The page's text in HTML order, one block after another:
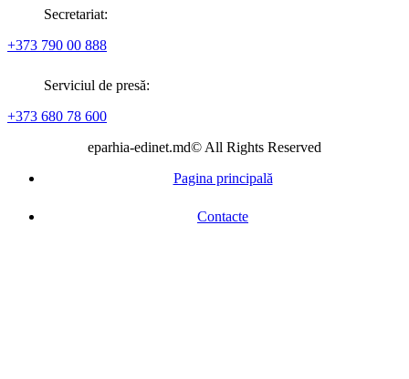
Secretariat:
+373 790 00 888
Serviciul de presă:
+373 680 78 600
eparhia-edinet.md© All Rights Reserved
Pagina principală
Contacte